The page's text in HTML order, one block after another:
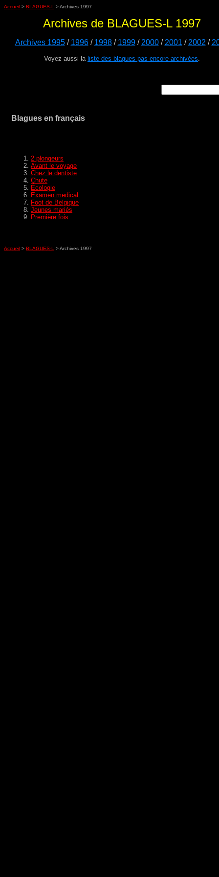
Accueil > BLAGUES-L > Archives 1997
Archives de BLAGUES-L 1997
Archives 1995/ 1996/ 1998/ 1999/ 2000/ 2001 / 2002 /
Voyez aussi la liste des blagues pas encore archivées.
Blagues en français
2 plongeurs
Avant le voyage
Chez le dentiste
Chute
Écologie
Examen medical
Foot de Belgique
Jeunes mariés
Première fois
Accueil > BLAGUES-L > Archives 1997